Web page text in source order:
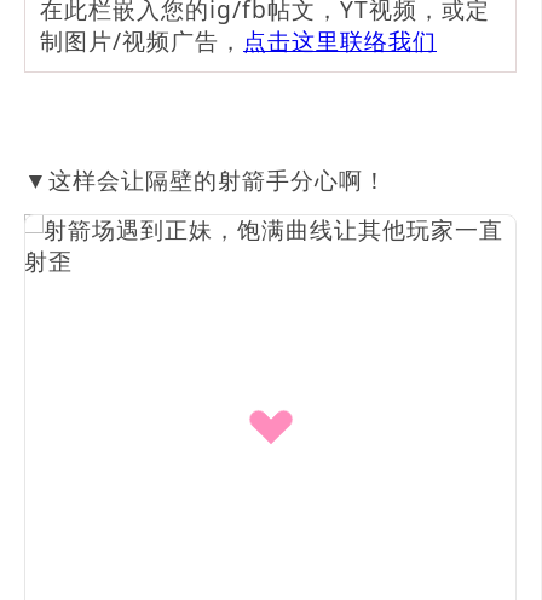
在此栏嵌入您的ig/fb帖文，YT视频，或定
制图片/视频广告， 点击这里联络我们
▼这样会让隔壁的射箭手分心啊！